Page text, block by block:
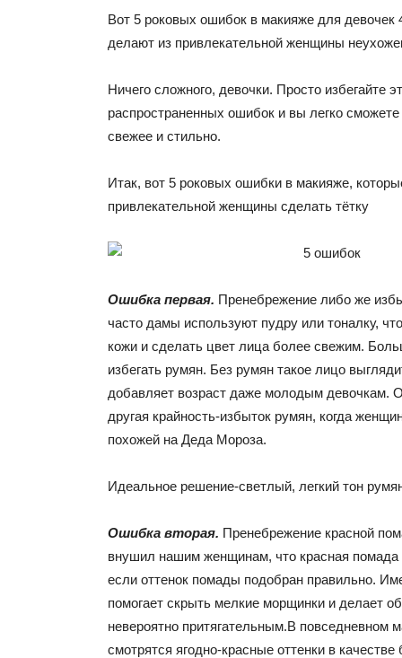
Вот 5 роковых ошибок в макияже для девочек
делают из привлекательной женщины
Ничего сложного, девочки. Просто избегайте
распространенных ошибок и вы легко
свежее и стильно.
Итак, вот 5 роковых ошибки в макияже,
привлекательной женщины сделать тётку
Ошибка первая. Пренебрежение либо же
часто дамы используют пудру или тоналку,
кожи и сделать цвет лица более свежим.
избегать румян. Без румян такое лицо
добавляет возраст даже молодым девочкам.
другая крайность-избыток румян, когда
похожей на Деда Мороза.
Идеальное решение-светлый, легкий тон
Ошибка вторая. Пренебрежение красной
внушил нашим женщинам, что красная помада
если оттенок помады подобран правильно.
помогает скрыть мелкие морщинки и делает
невероятно притягательным.В повседневном
смотрятся ягодно-красные оттенки в качестве